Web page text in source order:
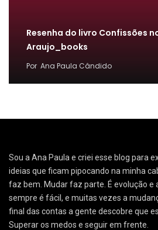
Resenha do livro Confissões
Araujo_books
Por Ana Paula Cândido
Sou a Ana Paula e criei esse blog para
ideias que ficam pipocando na minha
faz bem. Mudar faz parte. É evolução e
sempre é fácil, e muitas vezes a
final das contas a gente descobre que
Superar os medos e seguir em frente.